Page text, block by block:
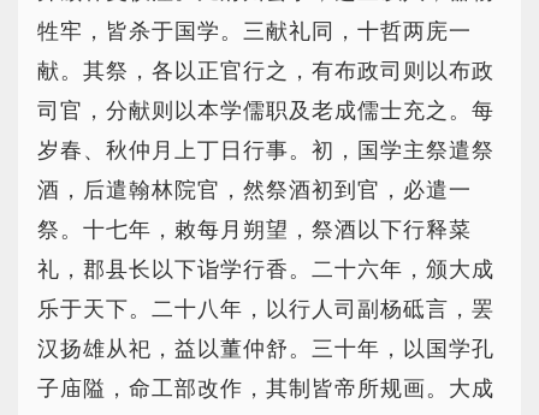
牲牢，皆杀于国学。三献礼同，十哲两庑一
献。其祭，各以正官行之，有布政司则以布政
司官，分献则以本学儒职及老成儒士充之。每
岁春、秋仲月上丁日行事。初，国学主祭遣祭
酒，后遣翰林院官，然祭酒初到官，必遣一
祭。十七年，敕每月朔望，祭酒以下行释菜
礼，郡县长以下诣学行香。二十六年，颁大成
乐于天下。二十八年，以行人司副杨砥言，罢
汉扬雄从祀，益以董仲舒。三十年，以国学孔
子庙隘，命工部改作，其制皆帝所规画。大成